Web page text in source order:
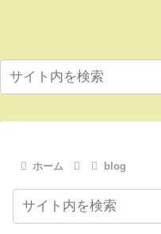
ホーム blog